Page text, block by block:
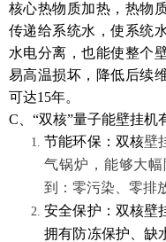
核心热物质加热，热物
传递给系统水，使系统
水电分离，也能使整个
易高温损坏，降低后续
可达15年。
C、“双核”量子能壁挂机
节能环保： 双核壁
气锅炉，能够大
到：零污染、零排
安全保护：双核壁
拥有防冻保护、缺